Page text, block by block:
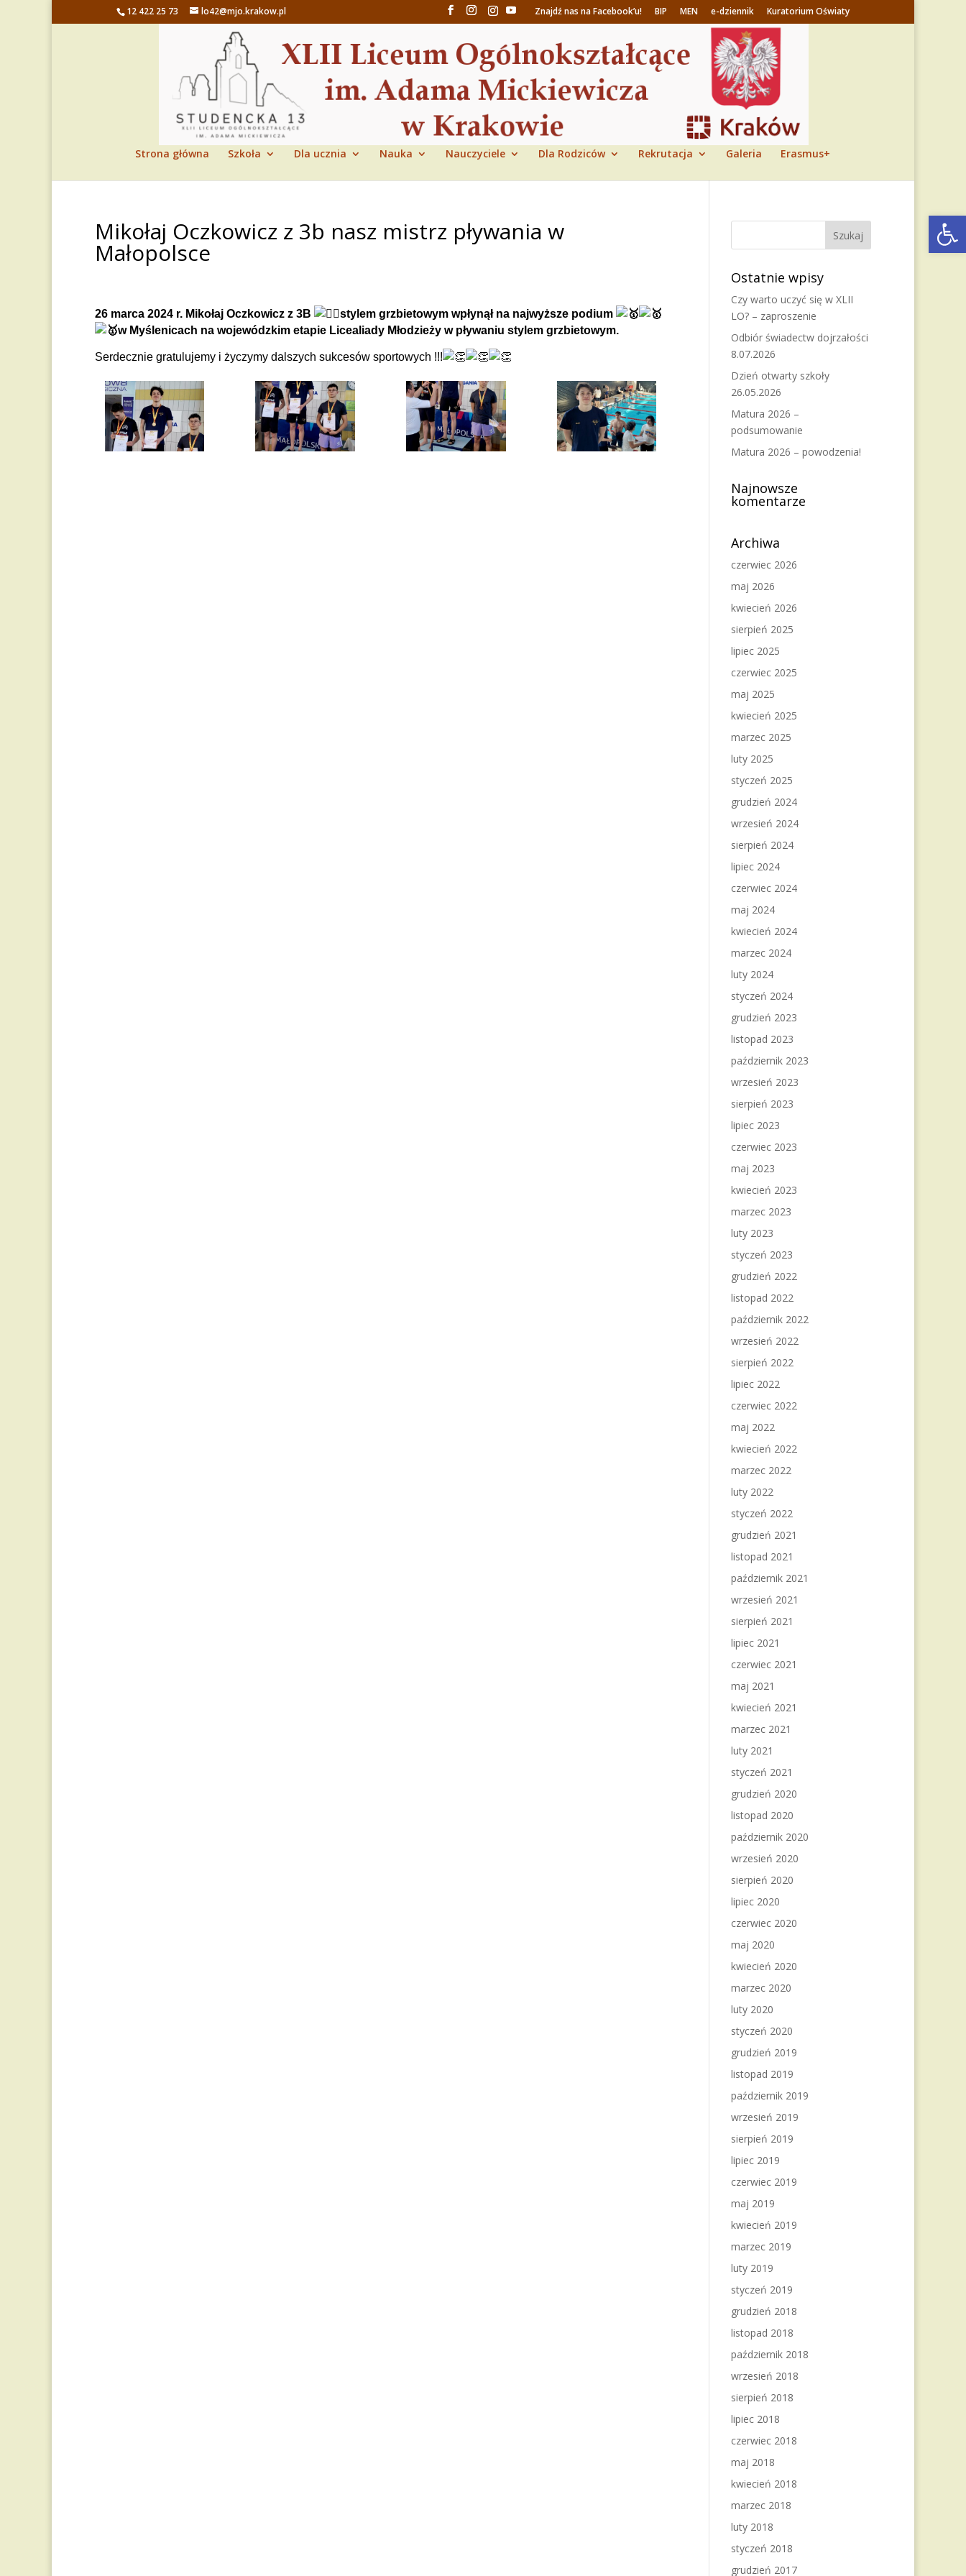
12 422 25 73 lo42@mjo.krakow.pl Znajdź nas na Facebook’u! BIP MEN e-dziennik Kuratorium Oświaty
Strona główna Szkoła Dla ucznia Nauka Nauczyciele Dla Rodziców Rekrutacja Galeria Erasmus+
Mikołaj Oczkowicz z 3b nasz mistrz pływania w
Małopolsce
26 marca 2024 r. Mikołaj Oczkowicz z 3B
stylem grzbietowym wpłynął na najwyższe podium
w Myślenicach na wojewódzkim etapie Licealiady Młodzieży w pływaniu stylem grzbietowym.
Serdecznie gratulujemy i życzymy dalszych sukcesów sportowych !!!
Ostatnie wpisy
Czy warto uczyć się w XLII
LO? – zaproszenie
Odbiór świadectw dojrzałości
8.07.2026
Dzień otwarty szkoły
26.05.2026
Matura 2026 –
podsumowanie
Matura 2026 – powodzenia!
Najnowsze
komentarze
Archiwa
czerwiec 2026
maj 2026
kwiecień 2026
sierpień 2025
lipiec 2025
czerwiec 2025
maj 2025
kwiecień 2025
marzec 2025
luty 2025
styczeń 2025
grudzień 2024
wrzesień 2024
sierpień 2024
lipiec 2024
czerwiec 2024
maj 2024
kwiecień 2024
marzec 2024
luty 2024
styczeń 2024
grudzień 2023
listopad 2023
październik 2023
wrzesień 2023
sierpień 2023
lipiec 2023
czerwiec 2023
maj 2023
kwiecień 2023
marzec 2023
luty 2023
styczeń 2023
grudzień 2022
listopad 2022
październik 2022
wrzesień 2022
sierpień 2022
lipiec 2022
czerwiec 2022
maj 2022
kwiecień 2022
marzec 2022
luty 2022
styczeń 2022
grudzień 2021
listopad 2021
październik 2021
wrzesień 2021
sierpień 2021
lipiec 2021
czerwiec 2021
maj 2021
kwiecień 2021
marzec 2021
luty 2021
styczeń 2021
grudzień 2020
listopad 2020
październik 2020
wrzesień 2020
sierpień 2020
lipiec 2020
czerwiec 2020
maj 2020
kwiecień 2020
marzec 2020
luty 2020
styczeń 2020
grudzień 2019
listopad 2019
październik 2019
wrzesień 2019
sierpień 2019
lipiec 2019
czerwiec 2019
maj 2019
kwiecień 2019
marzec 2019
luty 2019
styczeń 2019
grudzień 2018
listopad 2018
październik 2018
wrzesień 2018
sierpień 2018
lipiec 2018
czerwiec 2018
maj 2018
kwiecień 2018
marzec 2018
luty 2018
styczeń 2018
grudzień 2017